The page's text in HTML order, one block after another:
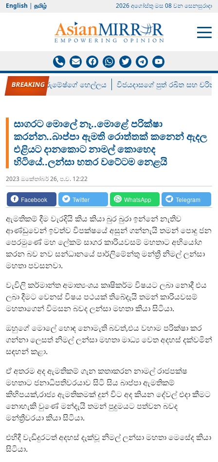
English | தமிழ் 2026 අගෝස්‍තු මස 08 වන සෙනසුරාදා
රන් ගෙනා රුමේෂ්ගේ හෙල්ලය විජයදාසගේ පුත් රඛිත සහ චරිත්
සාගරට මොලේ නෑ..මොළේ පරික්ෂා
කරන්න..බාප්පා ඇමති රොත්තක් කනෙන් ඇදල
එළියට දානකොට නාමල් කොහෙද
හිටියේ..ලන්සා හතර වටේටම නෙළයි
2023 ඔක්‍තෝබර් 26, ප.ව. 12:22
Facebook Twitter WhatsApp Telegram
ඇමතිකම් දීම වැරදියි කිය කියා බුර බුරා ඉන්නේ නැතිව
ආණ්ඩුවෙන් ඉවත්ව විපක්ෂයේ අසුන් ගන්නැයි තමන් පොදු ජන
පෙරමුණේ මහ ලේකම් සාගර කාරියවසම් මහතාට අභියෝග
කරන බව නව සන්ධානයේ පාර්ලිමේන්තු මන්ත්‍රී නිමල් ලන්සා
මහතා පවසනවා.
වැවිලි කර්මාන්ත අමාත්‍යංශය කෘෂිකර්ම විෂයට ලබා නොදී එය
ලබා දීමට වෙනස් විෂය පථයක් තිබේදැයි තමන් කාරියවසම්
මහතාගෙන් විමසන බවද ලන්සා මහතා කියා සිටියා.
ඔහුගේ මොලේ හොඳ නොමැති බවත්,එය වහාම පරික්ෂා කර
ගන්නා ලෙසත් නිමල් ලන්සා මහතා මාධ්‍ය වෙත අදහස් දක්වමින්
සඳහන් කළා.
ඒ අතරම අද ඇමතිකම් ගැන කතාකරන නාමල් රාජපක්ෂ
මහතාට ජනාධිපතිවරයාව සිටි සිය බාප්පා ඇමතිකම්
කිහිපයක්,රාජ්‍ය ඇමතිකමක් දුන් විට අද කියන දේවල් එදා කීමට
නොහැකි වුණේ මන්දැයි තමන් පුදුමයට පත්වන බවද
මන්ත්‍රීවරයා කියා සිටියා.
එහිදී වැඩිදුරටත් අදහස් දැක්වූ නිමල් ලන්සා මහතා මෙසේද කියා
සිටියා.